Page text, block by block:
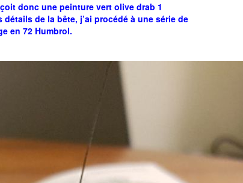
donc une peinture vert olive drab 1
de la bête, j’ai procédé à une série de
en 72 Humbrol.